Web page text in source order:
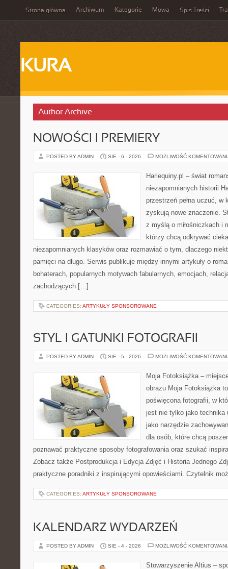
Strona główna Archiwum Kategorie Mowa Spis Treści
KURA
Author Archive
NOWOŚCI I PREMIERY
POSTED BY ADMIN SIE - 6 - 2026 MOŻLIWOŚĆ
Harlequiny.pl – świat
niezapomnianych historii
przestrzeń pełna uczuć, w
zyskują nowe znaczenie.
z myślą o miłośniczkach i
którzy chcą odkrywać
niezapomnianych klasyków oraz rozmawiać o tym, dlaczego
pamięci na długo. Serwis publikuje między innymi artykuły o
bohaterach, popularnych motywach fabularnych, emocjach,
zachodzących […]
CATEGORIES: ARTYKUŁY SPONSOROWANE
STYL I GATUNKI FOTOGRAFII
POSTED BY ADMIN SIE - 5 - 2026 MOŻLIWOŚĆ
Moja Fotoksiążka –
obrazu Moja Fotoksiążka
poświęcona fotografii, w
jest nie tylko jako technika
jako narzędzie
dla osób, które chcą
poznawać praktyczne sposoby fotografowania oraz szukać
Zobacz także Postprodukcja i Edycja Zdjęć i Historia Jednego
praktyczne poradniki z inspirującymi opowieściami. Czytelnik
CATEGORIES: ARTYKUŁY SPONSOROWANE
KALENDARZ WYDARZEŃ
POSTED BY ADMIN SIE - 4 - 2026 MOŻLIWOŚĆ
Stowarzyszenie Altius –